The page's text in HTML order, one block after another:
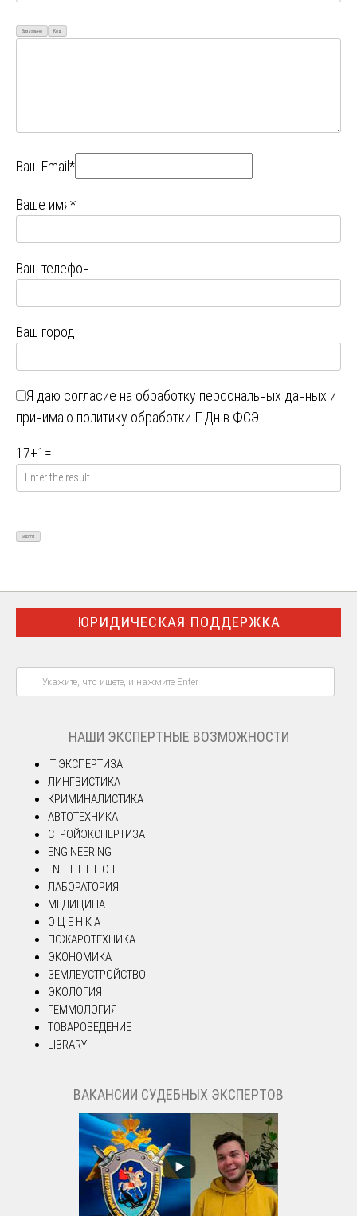
Визуально Код
Ваш Email*
Ваше имя*
Ваш телефон
Ваш город
Я даю согласие на обработку персональных данных и
принимаю политику обработки ПДн в ФСЭ
17+1 =
ЮРИДИЧЕСКАЯ ПОДДЕРЖКА
НАШИ ЭКСПЕРТНЫЕ ВОЗМОЖНОСТИ
IT ЭКСПЕРТИЗА
ЛИНГВИСТИКА
КРИМИНАЛИСТИКА
АВТОТЕХНИКА
СТРОЙЭКСПЕРТИЗА
ENGINEERING
I N T E L L E C T
ЛАБОРАТОРИЯ
МЕДИЦИНА
О Ц Е Н К А
ПОЖАРОТЕХНИКА
ЭКОНОМИКА
ЗЕМЛЕУСТРОЙСТВО
ЭКОЛОГИЯ
ГЕММОЛОГИЯ
ТОВАРОВЕДЕНИЕ
LIBRARY
ВАКАНСИИ СУДЕБНЫХ ЭКСПЕРТОВ